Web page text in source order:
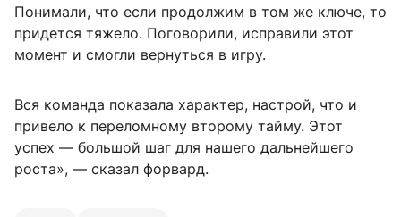
Понимали, что если продолжим в том же ключе, то
придется тяжело. Поговорили, исправили этот
момент и смогли вернуться в игру.
Вся команда показала характер, настрой, что и
привело к переломному второму тайму. Этот
успех — большой шаг для нашего дальнейшего
роста», — сказал форвард.